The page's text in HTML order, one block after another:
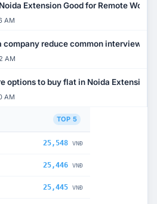
Extension Good for Remote Work?
AM
company reduce common interview
AM
options to buy flat in Noida Extension?
AM
TOP 5
25,548 VNĐ
25,446 VNĐ
25,445 VNĐ